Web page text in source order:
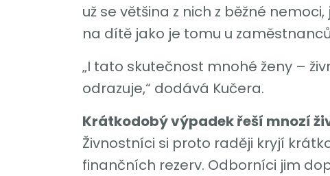
už se většina z nich z běžné
na dítě jako je tomu u
„I tato skutečnost mnohé ženy –
odrazuje,“ dodává Kučera.
Krátkodobý výpadek řeší mnozí
Živnostníci si proto raději kryjí
finančních rezerv. Odborníci jim